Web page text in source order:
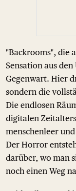
"Backrooms", die
Sensation aus
Gegenwart. Hier
sondern die
Die endlosen
digitalen
menschenleer
Der Horror
darüber, wo man
noch einen Weg